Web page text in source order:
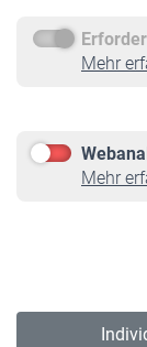
Mehr
Mehr
Service
Informationen
Online-Rechner
VBLnewsletter
Erklärung zur